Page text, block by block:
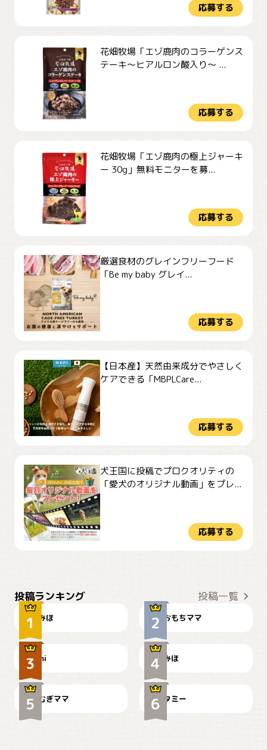
応募する
花畑牧場「エゾ鹿肉のコラーゲンス
テーキ～ヒアルロン酸入り～ ...
応募する
花畑牧場「エゾ鹿肉の極上ジャーキ
ー 30g」無料モニターを募...
応募する
厳選食材のグレインフリーフード
「Be my baby グレイ...
応募する
【日本産】天然由来成分でやさしく
ケアできる「MBPLCare...
応募する
犬王国に投稿でプロクオリティの
「愛犬のオリジナル動画」をプレ...
応募する
投稿ランキング 投稿一覧
みほ おもちママ
可愛い？
mi
見てるぞぉ
みほ
🌻とむぎ！
むぎママ
ドーベルマンのお友達邸に
て
タミー